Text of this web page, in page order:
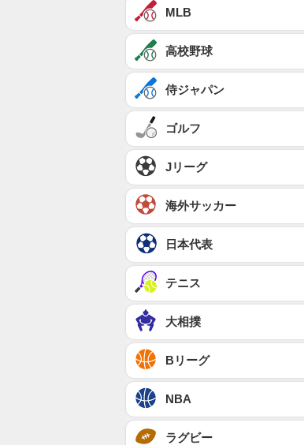
MLB
高校野球
侍ジャパン
ゴルフ
Jリーグ
海外サッカー
日本代表
テニス
大相撲
Bリーグ
NBA
ラグビー